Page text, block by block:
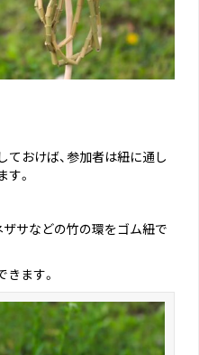
おけば、参加者は紐に通し
。
ザサなどの竹の環をゴム紐で
ます。